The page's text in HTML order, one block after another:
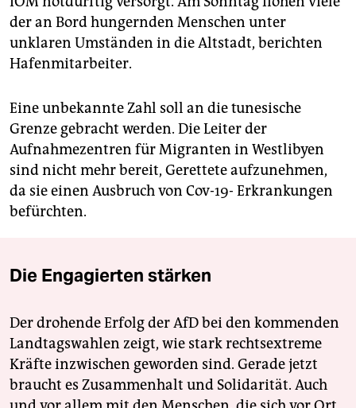
der an Bord hungernden Menschen unter
unklaren Umständen in die Altstadt, berichten
Hafenmitarbeiter.
Eine unbekannte Zahl soll an die tunesische
Grenze gebracht werden. Die Leiter der
Aufnahmezentren für Migranten in Westlibyen
sind nicht mehr bereit, Gerettete aufzunehmen,
da sie einen Ausbruch von Cov-19- Erkrankungen
befürchten.
Die Engagierten stärken
Der drohende Erfolg der AfD bei den kommenden
Landtagswahlen zeigt, wie stark rechtsextreme
Kräfte inzwischen geworden sind. Gerade jetzt
braucht es Zusammenhalt und Solidarität. Auch